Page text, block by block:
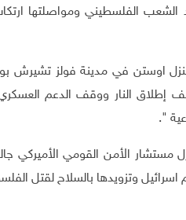
الفلسطيني ومواصلتها
اوستن في مدينة فولز تشيرش
إطلاق النار ووقف الدعم العسكري
".
مستشار الأمن القومي
وتزويدها بالسلاح لقتل